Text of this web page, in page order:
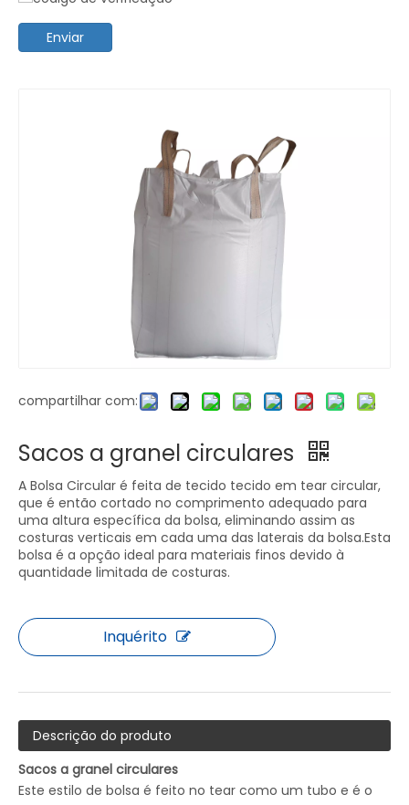
Enviar
compartilhar com:
Sacos a granel circulares
A Bolsa Circular é feita de tecido tecido em tear circular,
que é então cortado no comprimento adequado para
uma altura específica da bolsa, eliminando assim as
costuras verticais em cada uma das laterais da bolsa.Esta
bolsa é a opção ideal para materiais finos devido à
quantidade limitada de costuras.
Inquérito
Descrição do produto
Sacos a granel circulares
Este estilo de bolsa é feito no tear como um tubo e é o